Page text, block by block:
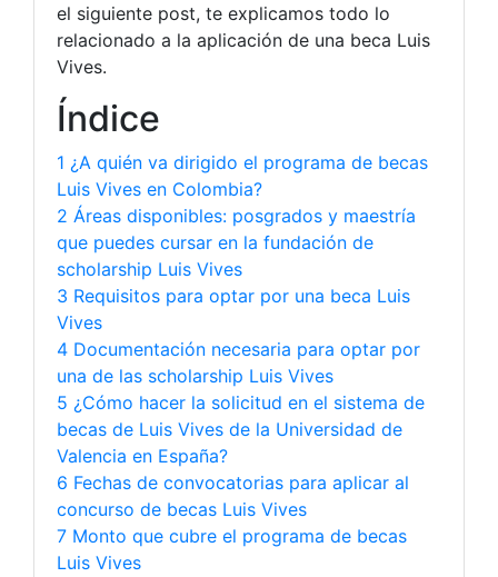
el siguiente post, te explicamos todo lo
relacionado a la aplicación de una beca Luis
Vives.
Índice
1 ¿A quién va dirigido el programa de becas
Luis Vives en Colombia?
2 Áreas disponibles: posgrados y maestría
que puedes cursar en la fundación de
scholarship Luis Vives
3 Requisitos para optar por una beca Luis
Vives
4 Documentación necesaria para optar por
una de las scholarship Luis Vives
5 ¿Cómo hacer la solicitud en el sistema de
becas de Luis Vives de la Universidad de
Valencia en España?
6 Fechas de convocatorias para aplicar al
concurso de becas Luis Vives
7 Monto que cubre el programa de becas
Luis Vives